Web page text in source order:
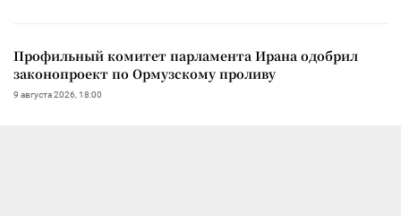
Профильный комитет парламента Ирана одобрил
законопроект по Ормузскому проливу
9 августа 2026, 18:00